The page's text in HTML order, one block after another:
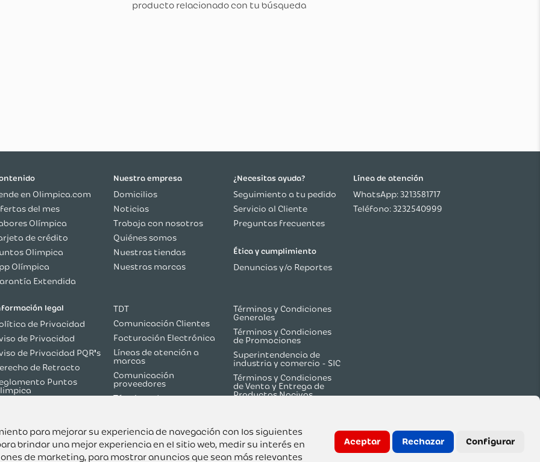
para mejorar su experiencia de navegación con los siguientes
brindar una mejor experiencia en el sitio web, medir su interés en
de marketing, para mostrar anuncios que sean más relevantes
Aceptar Rechazar Configurar
en Olimpica.com
del mes
Olímpica
de crédito
Olimpica
Olímpica
Extendida
Nuestra empresa
Domicilios
Noticias
Trabaja con nosotros
Quiénes somos
Nuestras tiendas
Nuestras marcas
¿Necesitas ayuda?
Seguimiento a tu pedido
Servicio al Cliente
Preguntas frecuentes
Ética y cumplimiento
Denuncias y/o Reportes
Línea de atención
WhatsApp: 3213581717
Teléfono: 3232540999
legal
de Privacidad
de Privacidad
de Privacidad PQR's
de Retracto
Puntos
sobre TDT
TDT
Comunicación Clientes
Facturación Electrónica
Líneas de atención a
marcas
Comunicación
proveedores
Términos de
Flash Olímpica
Términos y Condiciones
Generales
Términos y Condiciones
de Promociones
Superintendencia de
industria y comercio - SIC
Términos y Condiciones
de Venta y Entrega de
Productos Nocivos